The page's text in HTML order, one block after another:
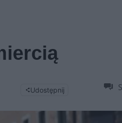
Udostępnij